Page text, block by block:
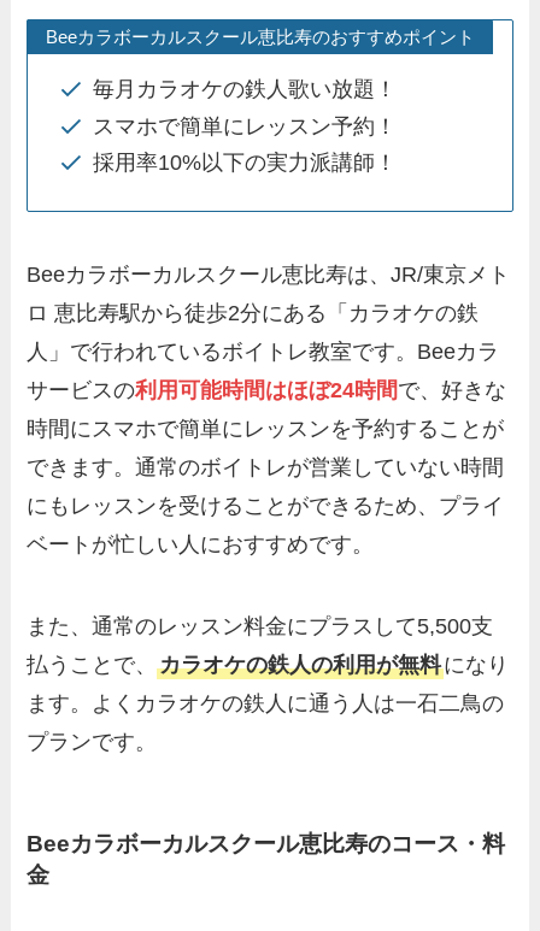
Beeカラボーカルスクール恵比寿のおすすめポイント
毎月カラオケの鉄人歌い放題！
スマホで簡単にレッスン予約！
採用率10%以下の実力派講師！
Beeカラボーカルスクール恵比寿は、JR/東京メト
ロ 恵比寿駅から徒歩2分にある「カラオケの鉄
人」で行われているボイトレ教室です。Beeカラ
サービスの利用可能時間はほぼ24時間で、好きな
時間にスマホで簡単にレッスンを予約することが
できます。通常のボイトレが営業していない時間
にもレッスンを受けることができるため、プライ
ベートが忙しい人におすすめです。
また、通常のレッスン料金にプラスして5,500支
払うことで、カラオケの鉄人の利用が無料になり
ます。よくカラオケの鉄人に通う人は一石二鳥の
プランです。
Beeカラボーカルスクール恵比寿のコース・料
金